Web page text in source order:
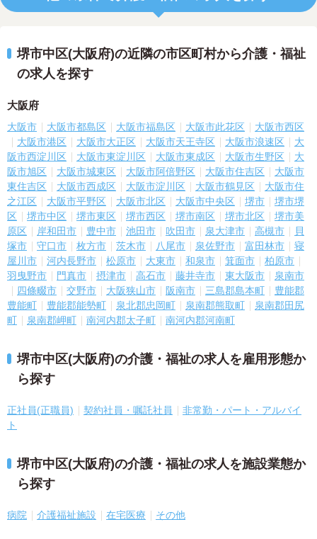
堺市中区(大阪府)の近隣の市区町村から介護・福祉
の求人を探す
大阪府
大阪市 大阪市都島区 大阪市福島区 大阪市此花区
大阪市西区
大阪市港区
大阪市大正区 大阪市天王寺区 大阪市浪速区
大
阪市西淀川区
大阪市東淀川区 大阪市東成区 大阪市生野区
大
阪市旭区
大阪市城東区 大阪市阿倍野区 大阪市住吉区
大阪市
東住吉区
大阪市西成区 大阪市淀川区 大阪市鶴見区
大阪市住
之江区
大阪市平野区 大阪市北区 大阪市中央区 堺市
堺市堺
区
堺市中区 堺市東区 堺市西区 堺市南区 堺市北区
堺市美
原区
岸和田市 豊中市 池田市 吹田市 泉大津市 高槻市
貝
塚市
守口市 枚方市 茨木市 八尾市 泉佐野市 富田林市
寝
屋川市
河内長野市 松原市 大東市 和泉市 箕面市
柏原市
羽曳野市
門真市 摂津市 高石市 藤井寺市 東大阪市
泉南市
四條畷市
交野市 大阪狭山市 阪南市 三島郡島本町
豊能郡
豊能町
豊能郡能勢町 泉北郡忠岡町 泉南郡熊取町
泉南郡田尻
町
泉南郡岬町 南河内郡太子町 南河内郡河南町
堺市中区(大阪府)の介護・福祉の求人を雇用形態か
ら探す
正社員(正職員) 契約社員・嘱託社員
非常勤・パート・アルバイ
ト
堺市中区(大阪府)の介護・福祉の求人を施設業態か
ら探す
病院 介護福祉施設 在宅医療 その他